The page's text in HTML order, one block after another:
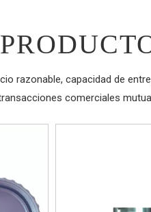
razonable, capacidad de
comerciales